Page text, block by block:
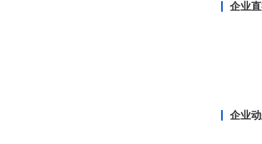
企业
企业